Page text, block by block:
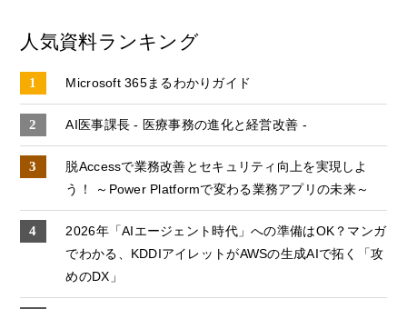
人気資料ランキング
Microsoft 365まるわかりガイド
AI医事課長 - 医療事務の進化と経営改善 -
脱Accessで業務改善とセキュリティ向上を実現しよ
う！ ～Power Platformで変わる業務アプリの未来～
2026年「AIエージェント時代」への準備はOK？マンガ
でわかる、KDDIアイレットがAWSの生成AIで拓く「攻
めのDX」